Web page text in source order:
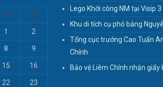
B C
1 2
8 9
15 16
22 23
Lego Khởi công NM tại Visip
Khu di tích cụ phó bảng
Tổng cục trưởng Cao Tuấn
Chính
Bảo vệ Liêm Chính nhận